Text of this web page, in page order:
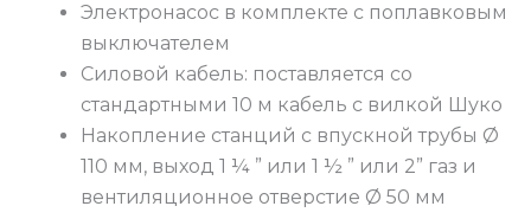
Электронасос в комплекте с поплавковым
выключателем
Силовой кабель: поставляется со
стандартными 10 м кабель с вилкой Шуко
Накопление станций с впускной трубы Ø
110 мм, выход 1 ¼ ” или 1 ½ ” или 2” газ и
вентиляционное отверстие Ø 50 мм